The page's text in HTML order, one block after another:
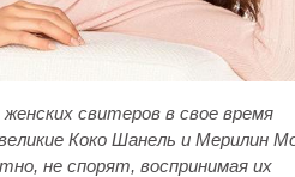
свитеров в свое время
Коко Шанель и Мерилин
не спорят, воспринимая их